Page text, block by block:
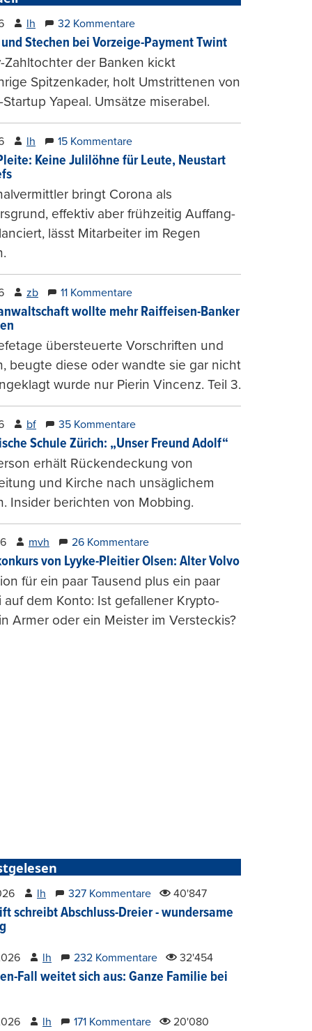
lh 32 Kommentare
Stechen bei Vorzeige-Payment Twint
Zahltochter der Banken kickt
Spitzenkader, holt Umstrittenen von
Yapeal. Umsätze miserabel.
lh 15 Kommentare
Keine Julilöhne für Leute, Neustart
bringt Corona als
effektiv aber frühzeitig Auffang-
lässt Mitarbeiter im Regen
zb 11 Kommentare
wollte mehr Raiffeisen-Banker
übersteuerte Vorschriften und
beugte diese oder wandte sie gar nicht
wurde nur Pierin Vincenz. Teil 3.
bf 35 Kommentare
Schule Zürich: „Unser Freund Adolf“
erhält Rückendeckung von
und Kirche nach unsäglichem
Insider berichten von Mobbing.
mvh 26 Kommentare
von Lyyke-Pleitier Olsen: Alter Volvo
für ein paar Tausend plus ein paar
auf dem Konto: Ist gefallener Krypto-
Armer oder ein Meister im Versteckis?
lh 327 Kommentare 40'847
schreibt Abschluss-Dreier - wundersame
lh 232 Kommentare 32'454
Fall weitet sich aus: Ganze Familie bei
lh 171 Kommentare 20'080